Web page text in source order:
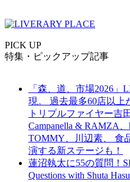
PICK UP
特集・ピックアップ記事
「森、道、市場2026
現。 過去最多60店以上
トリプルファイヤー吉
Campanella & RAMZA
TOMMY、川辺素、 食
演する新ステージも！
蓮沼執太に55の質問！
Questions with Shuta